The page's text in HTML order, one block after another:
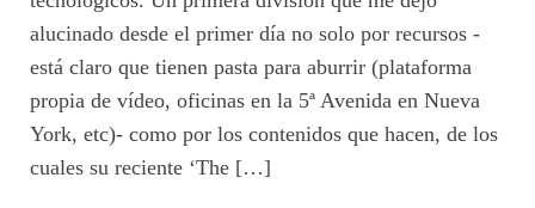
alucinado desde el primer día no solo por recursos -
está claro que tienen pasta para aburrir (plataforma
propia de vídeo, oficinas en la 5ª Avenida en Nueva
York, etc)- como por los contenidos que hacen, de los
cuales su reciente ‘The […]